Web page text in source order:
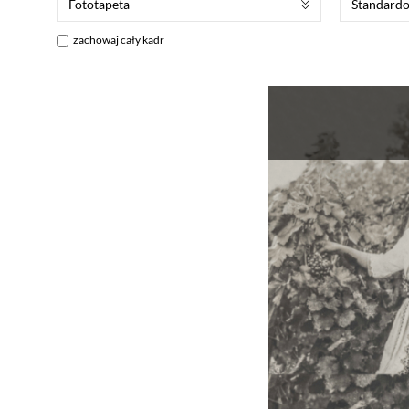
Fototapeta
zachowaj cały kadr